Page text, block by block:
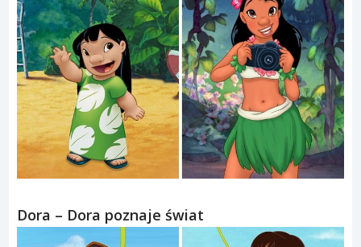
Dora – Dora poznaje świat